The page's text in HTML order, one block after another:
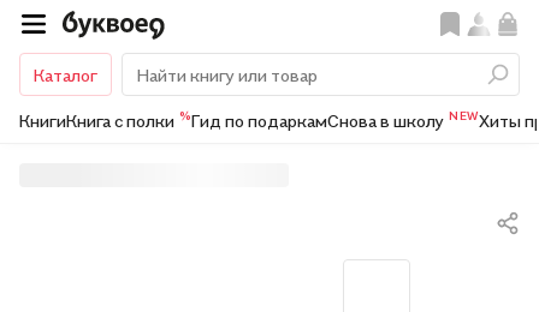
Каталог
КнигиКнига с полки %Гид по подаркамСнова в школу NEWХиты